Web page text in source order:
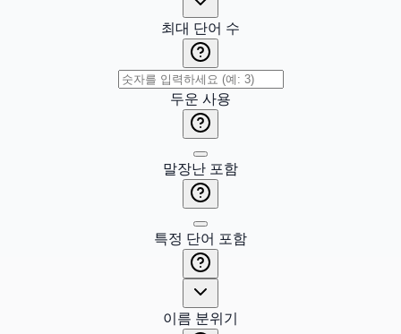
최대 단어 수
두운 사용
말장난 포함
특정 단어 포함
이름 분위기